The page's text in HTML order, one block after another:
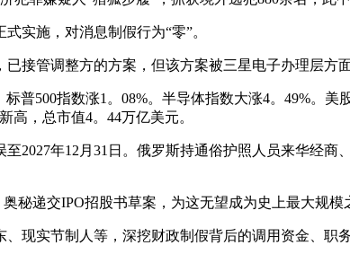
实施，对消息制假行为“零”。
管调整方的方案，但该方案被三星电子办理层方面
500指数涨1。08%。半导体指数大涨4。49%。美
高，总市值4。44万亿美元。
年12月31日。俄罗斯持通俗护照人员来华经商
递交IPO招股书草案，为这无望成为史上最大规模
实节制人等，深挖财政制假背后的调用资金、职